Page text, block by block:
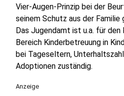
Vier-Augen-Prinzip bei der
seinem Schutz aus der Familie
Das Jugendamt ist u.a. für den
Bereich Kinderbetreuung in
bei Tageseltern,
Adoptionen zuständig.
Anzeige